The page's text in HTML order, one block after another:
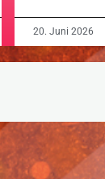
20. Juni 2026